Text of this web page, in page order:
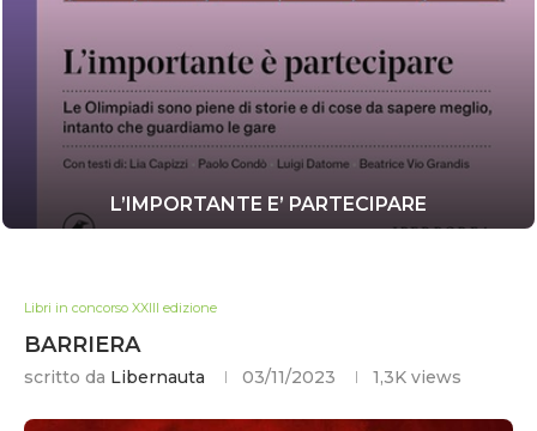
L’IMPORTANTE E’ PARTECIPARE
Libri in concorso XXIII edizione
BARRIERA
scritto da Libernauta 03/11/2023 1,3K views